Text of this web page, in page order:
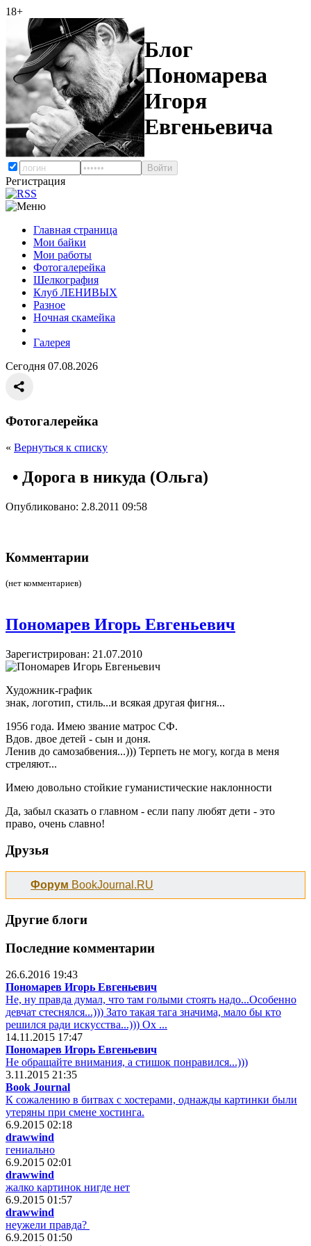
18+
Блог
Пономарева
Игоря
Евгеньевича
Регистрация
Главная страница
Мои байки
Мои работы
Фотогалерейка
Шелкография
Клуб ЛЕНИВЫХ
Разное
Ночная скамейка
Галерея
Сегодня 07.08.2026
Фотогалерейка
« Вернуться к списку
• Дорога в никуда (Ольга)
Опубликовано: 2.8.2011 09:58
Комментарии
(нет комментариев)
Пономарев Игорь Евгеньевич
Зарегистрирован: 21.07.2010
Художник-график
знак, логотип, стиль...и всякая другая фигня...
1956 года. Имею звание матрос СФ.
Вдов. двое детей - сын и доня.
Ленив до самозабвения...))) Терпеть не могу, когда в меня
стреляют...
Имею довольно стойкие гуманистические наклонности
Да, забыл сказать о главном - если папу любят дети - это
право, очень славно!
Друзья
Форум BookJournal.RU
Другие блоги
Последние комментарии
26.6.2016 19:43
Пономарев Игорь Евгеньевич
Не, ну правда думал, что там голыми стоять надо...Особенно
девчат стеснялся...))) Зато такая тага значима, мало бы кто
решился ради искусства...))) Ох ...
14.11.2015 17:47
Пономарев Игорь Евгеньевич
Не обращайте внимания, а стишок понравился...)))
3.11.2015 21:35
Book Journal
К сожалению в битвах с хостерами, однажды картинки были
утеряны при смене хостинга.
6.9.2015 02:18
drawwind
гениально
6.9.2015 02:01
drawwind
жалко картинок нигде нет
6.9.2015 01:57
drawwind
неужели правда?
6.9.2015 01:50